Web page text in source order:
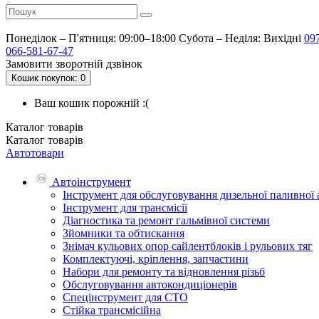
Понеділок – П'ятниця: 09:00–18:00 Субота – Неділя: Вихідні
066-581-67-47
Замовити зворотній дзвінок
Кошик покупок: 0
Ваш кошик порожній :(
Каталог товарів
Каталог товарів
Автотовари
Автоінструмент
Інструмент для обслуговування дизельної паливної
Інструмент для трансмісії
Діагностика та ремонт гальмівної системи
Зйомники та обтискання
Знімач кульових опор сайлентблоків і рульових тяг
Комплектуючі, кріплення, запчастини
Набори для ремонту та відновлення різьб
Обслуговування автокондиціонерів
Спецінструмент для СТО
Стійка трансмісійна